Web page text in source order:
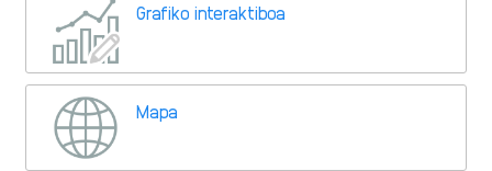
Grafiko interaktiboa
Mapa